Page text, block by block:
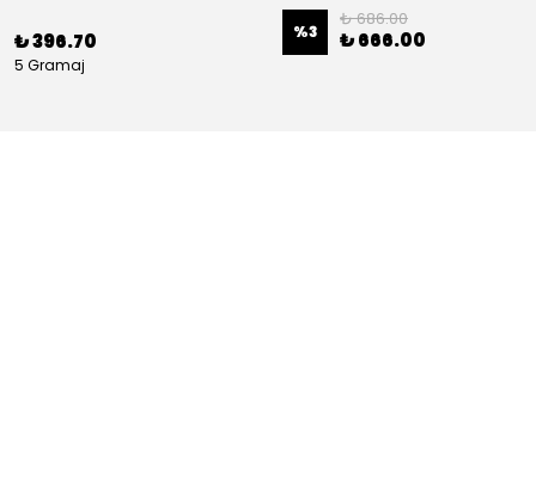
₺ 396.70
5 Gramaj
%3
₺ 686.00
₺ 666.00